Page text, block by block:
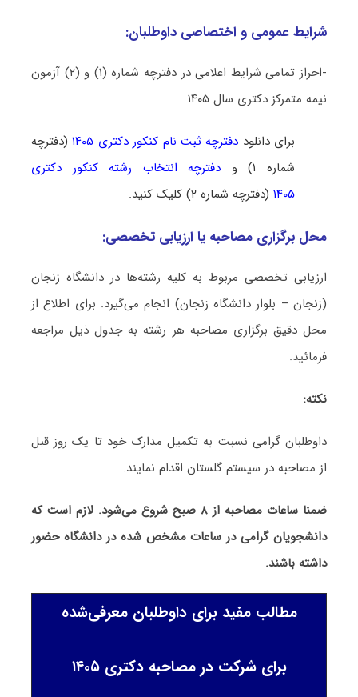
شرایط عمومی و اختصاصی داوطلبان:
-احراز تمامی شرایط اعلامی در دفترچه شماره (۱) و (۲) آزمون
نیمه متمرکز دکتری سال ۱۴۰۵
برای دانلود دفترچه ثبت نام کنکور دکتری ۱۴۰۵
(دفترچه
شماره ۱) و
دفترچه انتخاب رشته کنکور دکتری
۱۴۰۵ (دفترچه شماره ۲) کلیک کنید.
محل برگزاری مصاحبه یا ارزیابی تخصصی:
ارزیابی تخصصی مربوط به کلیه رشته‌ها در دانشگاه زنجان
(زنجان – بلوار دانشگاه زنجان) انجام می‌گیرد. برای اطلاع از
محل دقیق برگزاری مصاحبه هر رشته به جدول ذیل مراجعه
فرمائید.
نکته:
داوطلبان گرامی نسبت به تکمیل مدارک خود تا یک روز قبل
از مصاحبه در سیستم گلستان اقدام نمایند.
ضمنا ساعات مصاحبه از ۸ صبح شروع می‌شود. لازم است که
دانشجویان گرامی در ساعات مشخص شده در دانشگاه حضور
داشته باشند.
مطالب مفید برای داوطلبان معرفی‌شده
برای شرکت در مصاحبه دکتری ۱۴۰۵